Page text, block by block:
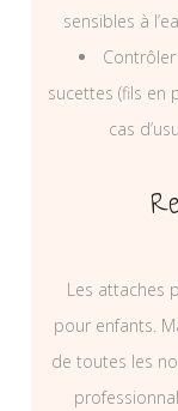
sensibles à
sucettes (fils en
cas
Les attaches
pour enfants.
de toutes les